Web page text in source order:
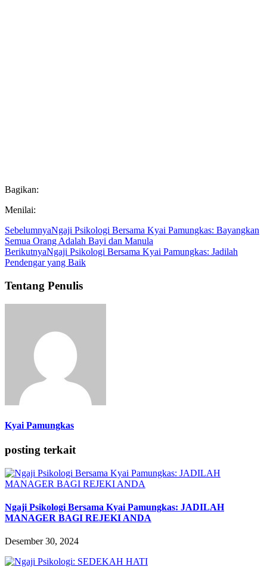
Bagikan:
Menilai:
SebelumnyaNgaji Psikologi Bersama Kyai Pamungkas: Bayangkan
Semua Orang Adalah Bayi dan Manula
BerikutnyaNgaji Psikologi Bersama Kyai Pamungkas: Jadilah
Pendengar yang Baik
Tentang Penulis
Kyai Pamungkas
posting terkait
Ngaji Psikologi Bersama Kyai Pamungkas: JADILAH
MANAGER BAGI REJEKI ANDA
Desember 30, 2024